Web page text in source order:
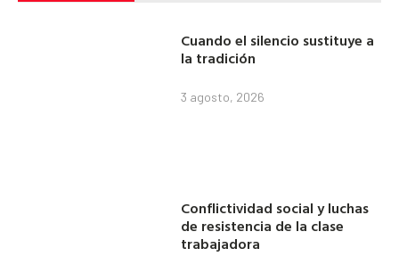
Cuando el silencio sustituye a
la tradición
3 agosto, 2026
Conflictividad social y luchas
de resistencia de la clase
trabajadora